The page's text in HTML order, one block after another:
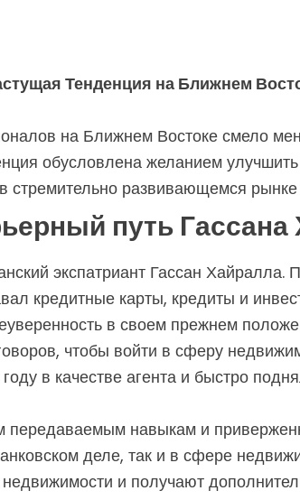
Тенденция на Ближнем
на Ближнем Востоке смело
обусловлена желанием
развивающемся рынке
путь
экспатриант Гассан
кредитные карты, кредиты и
в своем прежнем
чтобы войти в сферу
в качестве агента и быстро
навыкам и
деле, так и в сфере
и получают